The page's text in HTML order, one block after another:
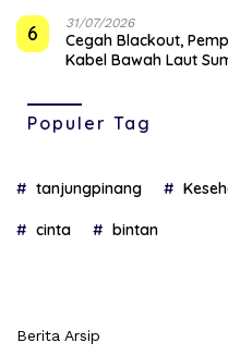
6 31/07/2026
Cegah Blackout,
Kabel Bawah Laut
Populer Tag
tanjungpinang
cinta bintan
Berita Arsip